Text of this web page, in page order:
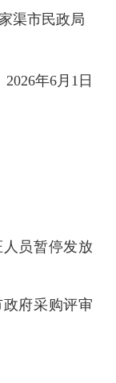
市民政局
年6月 1 日
员暂停发放
府采购评审